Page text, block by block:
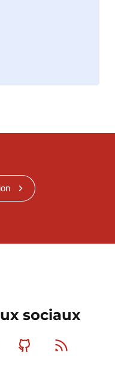
sociaux
MastodonGithub